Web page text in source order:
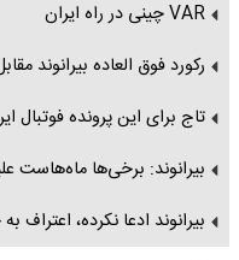
VAR چینی در راه ایران
رکورد فوق العاده بیرانوند
تاج برای این پرونده فوتبال
بیرانوند: برخی‌ها ماه‌هاست
بیرانوند ادعا نکرده،